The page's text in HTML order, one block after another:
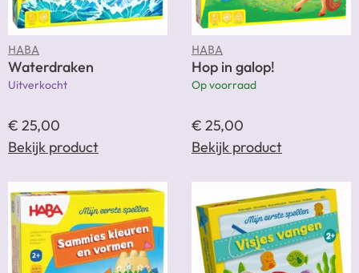
HABA
Waterdraken
Uitverkocht
€ 25,00
Bekijk product
HABA
Hop in galop!
Op voorraad
€ 25,00
Bekijk product